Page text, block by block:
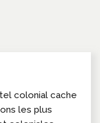
colonial cache
les plus